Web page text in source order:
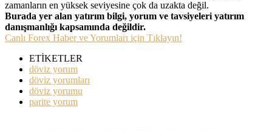
zamanların en yüksek seviyesine çok da uzakta değil.
Burada yer alan yatırım bilgi, yorum ve tavsiyeleri yatırım
danışmanlığı kapsamında değildir.
Canlı Forex Haber ve Yorumları için Tıklayın!
ETİKETLER
döviz yorum
döviz yorumları
döviz yorumu
parite yorum